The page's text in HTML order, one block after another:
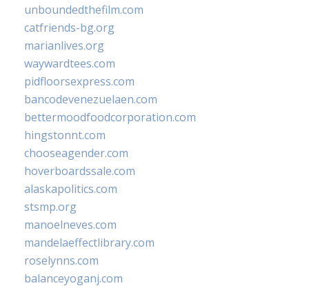
unboundedthefilm.com
catfriends-bg.org
marianlives.org
waywardtees.com
pidfloorsexpress.com
bancodevenezuelaen.com
bettermoodfoodcorporation.com
hingstonnt.com
chooseagender.com
hoverboardssale.com
alaskapolitics.com
stsmp.org
manoelneves.com
mandelaeffectlibrary.com
roselynns.com
balanceyoganj.com